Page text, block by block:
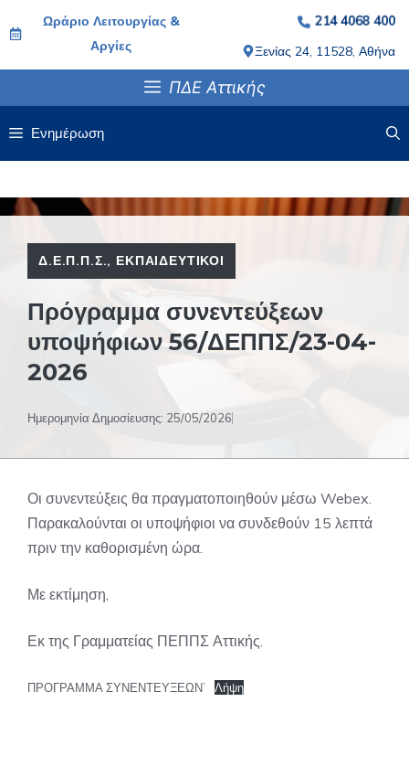
σε
Ωράριο Λειτουργίας &
Αργίες
214 4068 400
Ξενίας 24, 11528, Αθήνα
ΠΔΕ Αττικής
Ενημέρωση
Δ.Ε.Π.Π.Σ., ΕΚΠΑΙΔΕΥΤΙΚΟΊ
Πρόγραμμα συνεντεύξεων
υποψήφιων 56/ΔΕΠΠΣ/23-04-
2026
Ημερομηνία Δημοσίευσης: 25/05/2026
Οι συνεντεύξεις θα πραγματοποιηθούν μέσω Webex.
Παρακαλούνται οι υποψήφιοι να συνδεθούν 15 λεπτά
πριν την καθορισμένη ώρα.
Με εκτίμηση,
Εκ της Γραμματείας ΠΕΠΠΣ Αττικής.
ΠΡΟΓΡΑΜΜΑ ΣΥΝΕΝΤΕΥΞΕΩΝ’ Λήψη